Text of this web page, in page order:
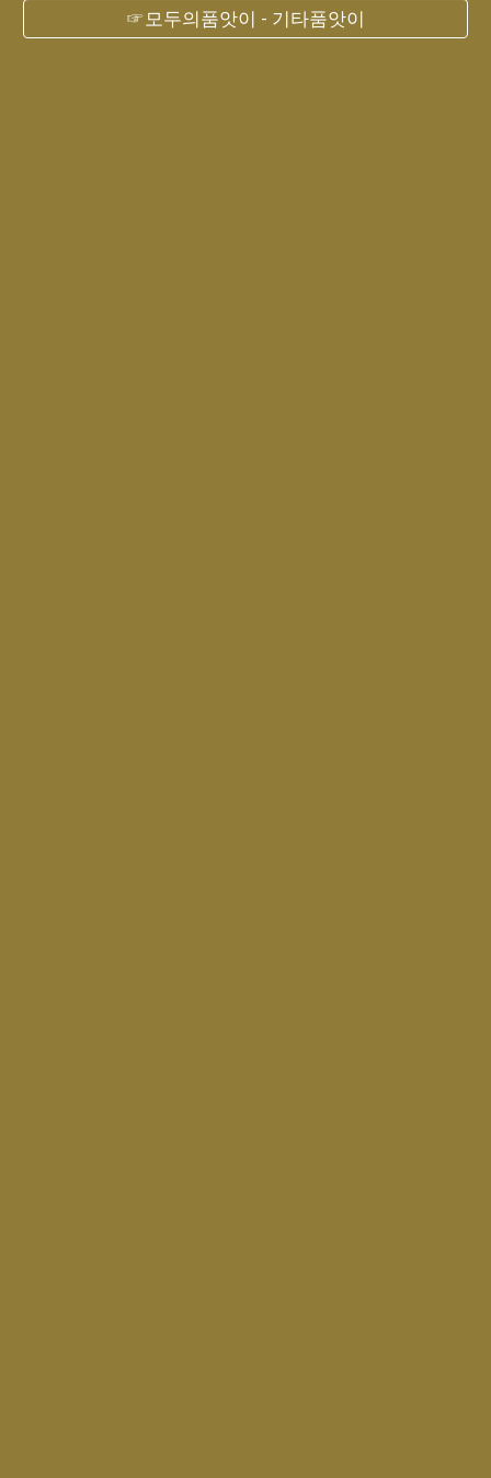
☞모두의품앗이 - 기타품앗이